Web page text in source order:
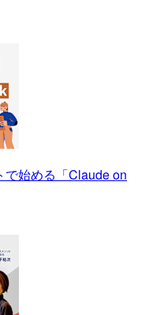
で始める「Claude on